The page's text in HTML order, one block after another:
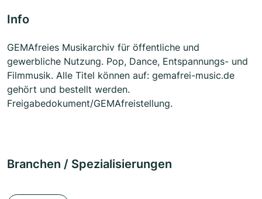
Info
GEMAfreies Musikarchiv für öffentliche und
gewerbliche Nutzung. Pop, Dance, Entspannungs- und
Filmmusik. Alle Titel können auf: gemafrei-music.de
gehört und bestellt werden.
Freigabedokument/GEMAfreistellung.
Branchen / Spezialisierungen